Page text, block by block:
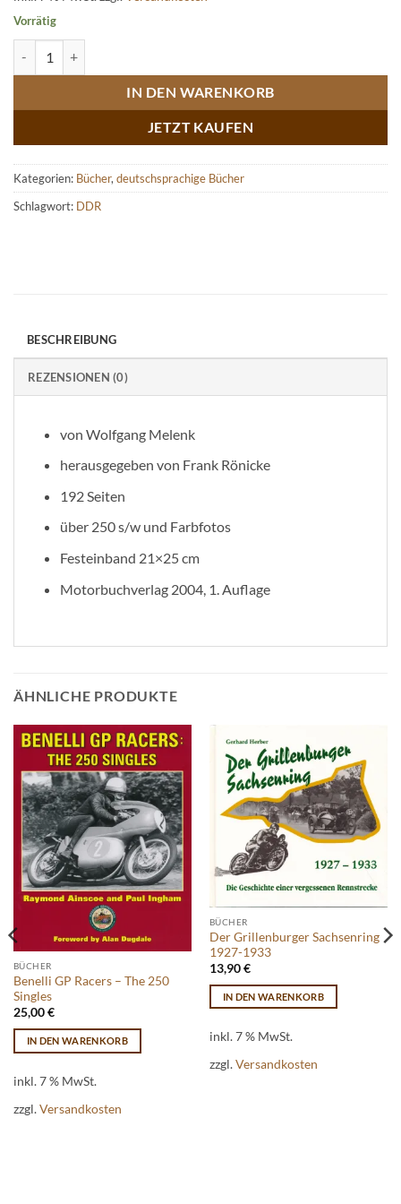
Vorrätig
IN DEN WARENKORB
JETZT KAUFEN
Kategorien: Bücher, deutschsprachige Bücher
Schlagwort: DDR
BESCHREIBUNG
REZENSIONEN (0)
von Wolfgang Melenk
herausgegeben von Frank Rönicke
192 Seiten
über 250 s/w und Farbfotos
Festeinband 21×25 cm
Motorbuchverlag 2004, 1. Auflage
ÄHNLICHE PRODUKTE
BÜCHER
Benelli GP Racers – The 250
Singles
25,00€
IN DEN WARENKORB
inkl. 7 % MwSt.
zzgl.Versandkosten
BÜCHER
Der Grillenburger Sachsenring
1927-1933
13,90€
IN DEN WARENKORB
inkl. 7 % MwSt.
zzgl.Versandkosten